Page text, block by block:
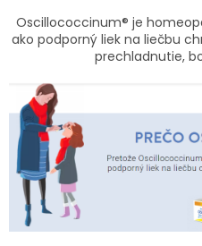
Oscillococcinum® je
ako podporný liek na liečbu
prechladnutie,